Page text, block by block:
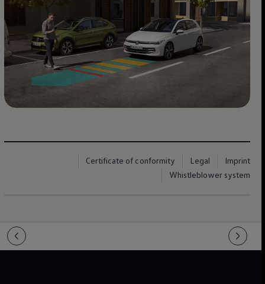
Imprint
Legal
Certificate of conformity
Whistleblower system